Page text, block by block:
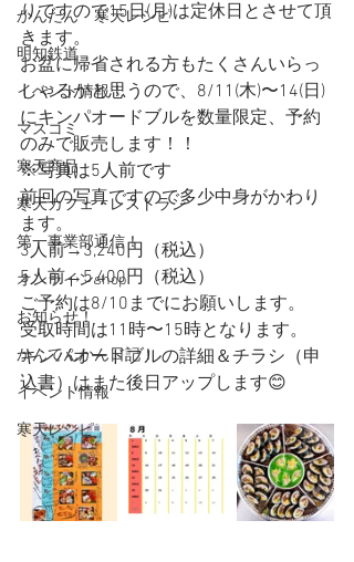
かんたん 寒天レシピ
明知鉄道
イベント情報！
マスコミ
寒天商品
寒天カフェ・レストラン
第一事業部通信！
オンラインshop
お知らせ！
かんてんかん日記！
イベント情報
寒天レシピ
りですので15日(月)は定休日とさせて頂
きます。
お盆に帰省される方もたくさんいらっ
しゃるかと思うので、8/11(木)〜14(日)
にキンパオードブルを数量限定、予約
のみで販売します！！
※写真は5人前です
前回の写真ですので多少中身がかわり
ます。
3人前→3,240円（税込）
5人前→5,400円（税込）
ご予約は8/10までにお願いします。
受取時間は11時〜15時となります。
キンパオードブルの詳細＆チラシ（申
込書）はまた後日アップします😊